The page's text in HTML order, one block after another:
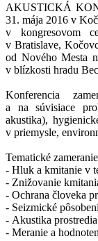
AKUSTICKÁ
31. mája 2016 v
v kongresovom
v Bratislave,
od Nového Mesta
v blízkosti hradu
Konferencia
a na súvisiace
akustika),
v priemysle,
Tematické
- Hluk a kmitanie v
- Znižovanie
- Ochrana človeka
- Seizmické
- Akustika prostredia
- Meranie a